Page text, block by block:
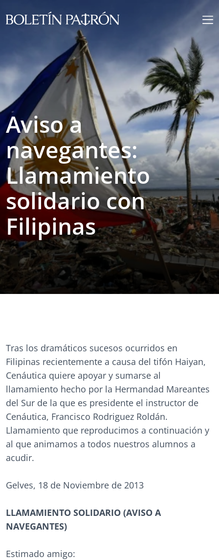
Aviso a
navegantes:
Llamamiento
solidario con
Filipinas
Tras los dramáticos sucesos ocurridos en
Filipinas recientemente a causa del tifón Haiyan,
Cenáutica quiere apoyar y sumarse al
llamamiento hecho por la Hermandad Mareantes
del Sur de la que es presidente el instructor de
Cenáutica, Francisco Rodriguez Roldán.
Llamamiento que reproducimos a continuación y
al que animamos a todos nuestros alumnos a
acudir.
Gelves, 18 de Noviembre de 2013
LLAMAMIENTO SOLIDARIO (AVISO A
NAVEGANTES)
Estimado amigo: